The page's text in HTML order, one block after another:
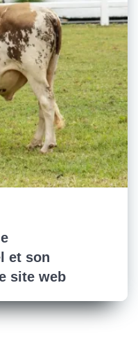
et son
site web